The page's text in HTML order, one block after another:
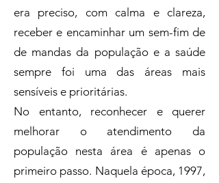
era preciso, com calma e clareza,
receber e encaminhar um sem-fim de
de mandas da população e a saúde
sempre foi uma das áreas mais
sensíveis e prioritárias.
No entanto, reconhecer e querer
melhorar o atendimento da
população nesta área é apenas o
primeiro passo. Naquela época, 1997,